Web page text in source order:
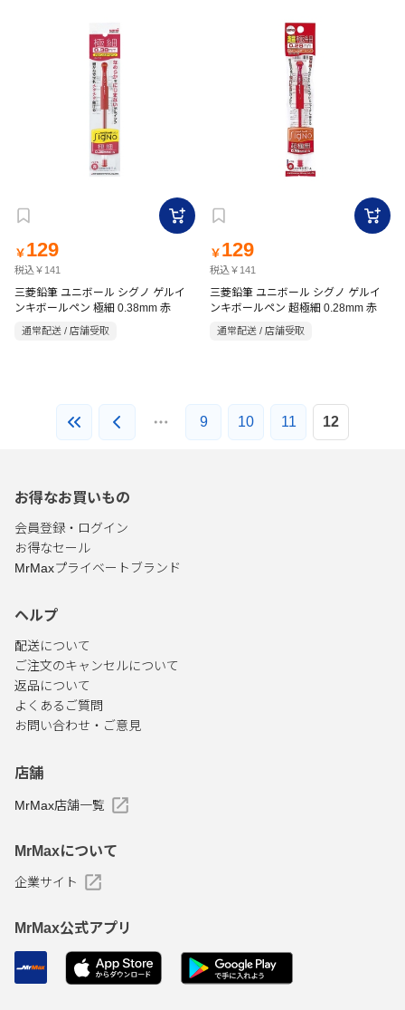
￥ 129
税込￥141
三菱鉛筆 ユニボール シグノ ゲルイ
ンキボールペン 極細 0.38mm 赤
通常配送 / 店舗受取
￥ 129
税込￥141
三菱鉛筆 ユニボール シグノ ゲルイ
ンキボールペン 超極細 0.28mm 赤
通常配送 / 店舗受取
9 10 11 12
お得なお買いもの
会員登録・ログイン
お得なセール
MrMaxプライベートブランド
ヘルプ
配送について
ご注文のキャンセルについて
返品について
よくあるご質問
お問い合わせ・ご意見
店舗
MrMax店舗一覧
MrMaxについて
企業サイト
MrMax公式アプリ